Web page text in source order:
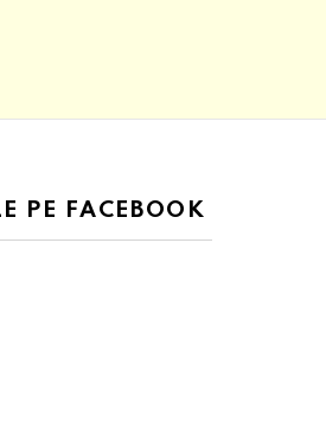
PE FACEBOOK